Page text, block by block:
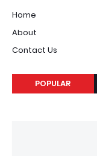
Home
About
Contact Us
POPULAR